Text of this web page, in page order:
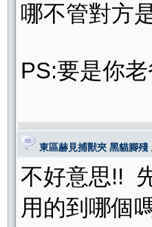
哪不管對方
PS:要是你
東區赫見捕獸夾 黑貓腳殘
不好意思!!
用的到哪個